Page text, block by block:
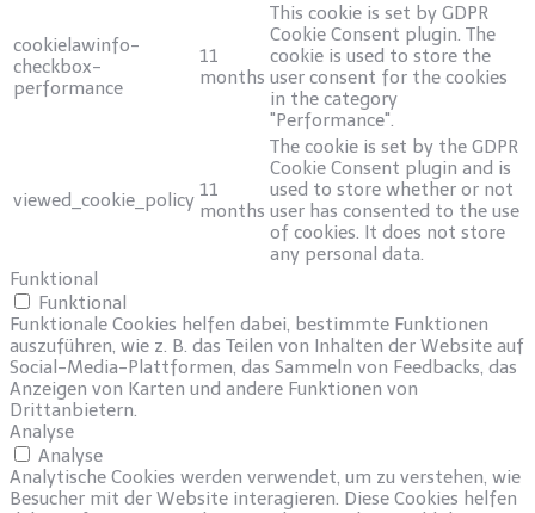
cookielawinfo-
checkbox-
performance
11
months
This cookie is set by GDPR
Cookie Consent plugin. The
cookie is used to store the
user consent for the cookies
in the category
"Performance".
viewed_cookie_policy 11
months
The cookie is set by the GDPR
Cookie Consent plugin and is
used to store whether or not
user has consented to the use
of cookies. It does not store
any personal data.
Funktional
Funktional
Funktionale Cookies helfen dabei, bestimmte Funktionen
auszuführen, wie z. B. das Teilen von Inhalten der Website auf
Social-Media-Plattformen, das Sammeln von Feedbacks, das
Anzeigen von Karten und andere Funktionen von
Drittanbietern.
Analyse
Analyse
Analytische Cookies werden verwendet, um zu verstehen, wie
Besucher mit der Website interagieren. Diese Cookies helfen